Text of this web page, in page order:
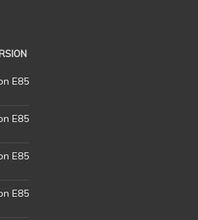
E85
E85
E85
E85